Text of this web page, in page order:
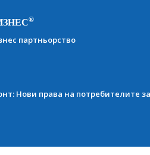
®
партньорство
Нови права на потребителите